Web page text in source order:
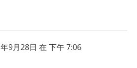
9月28日 在 下午 7:06